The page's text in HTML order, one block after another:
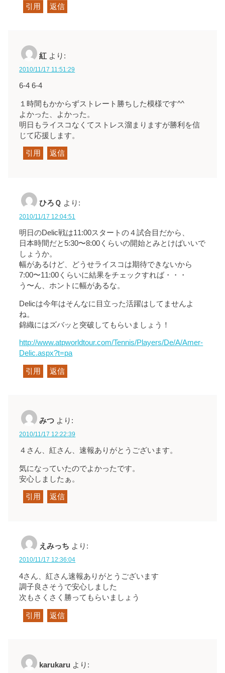
引用 返信
紅 より:
2010/11/17 11:51:29
6-4 6-4
１時間もかからずストレート勝ちした模様です^^
よかった、よかった。
明日もライスコなくてストレス溜まりますが勝利を信
じて応援します。
引用 返信
ひろＱ より:
2010/11/17 12:04:51
明日のDelic戦は11:00スタートの４試合目だから、
日本時間だと5:30〜8:00くらいの開始とみとけばいいで
しょうか。
幅があるけど、どうせライスコは期待できないから
7:00〜11:00くらいに結果をチェックすれば・・・
う〜ん、ホントに幅があるな。
Delicは今年はそんなに目立った活躍はしてませんよ
ね。
錦織にはズバッと突破してもらいましょう！
http://www.atpworldtour.com/Tennis/Players/De/A/Amer-
Delic.aspx?t=pa
引用 返信
みつ より:
2010/11/17 12:22:39
４さん、紅さん、速報ありがとうございます。
気になっていたのでよかったです。
安心しましたぁ。
引用 返信
えみっち より:
2010/11/17 12:36:04
4さん、紅さん速報ありがとうございます
調子良さそうで安心しました
次もさくさく勝ってもらいましょう
引用 返信
karukaru より: